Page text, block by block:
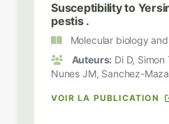
Susceptibility to
pestis .
Molecular biology
Auteurs: Di D,
Nunes JM, Sanchez-
VOIR LA PUBLICATION